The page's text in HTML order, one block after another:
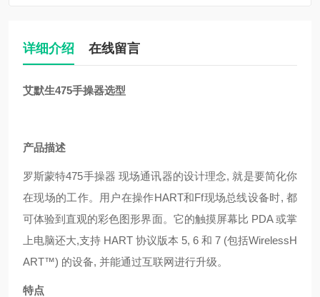
详细介绍 在线留言
艾默生475手操器选型
产品描述
罗斯蒙特475手操器 现场通讯器的设计理念, 就是要简化你
在现场的工作。用户在操作HART和Ff现场总线设备时, 都
可体验到直观的彩色图形界面。它的触摸屏幕比 PDA 或掌
上电脑还大,支持 HART 协议版本 5, 6 和 7 (包括WirelessH
ART™) 的设备, 并能通过互联网进行升级。
特点